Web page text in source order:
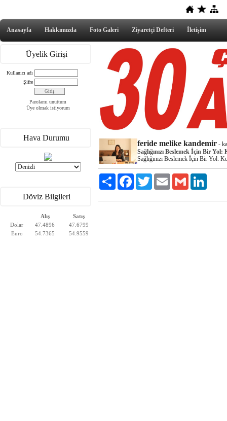
Anasayfa Hakkımızda Foto Galeri Ziyaretçi Defteri İletişim
Üyelik Girişi
Kullanıcı adı
Şifre
Parolamı unuttum
Üye olmak istiyorum
Hava Durumu
Döviz Bilgileri
Alış
Satış
Dolar
47.4896
47.6799
Euro
54.7365 54.9559
feride melike kandemir -
Sağlığınızı Beslemek İçin Bir
Sağlığınızı Beslemek İçin Bir Yol:
Paylaş FacebookTwitter Email Gmail